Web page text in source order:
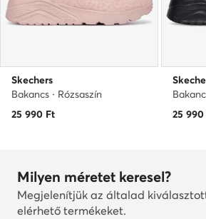
Skechers
Bakancs · Rózsaszín
25 990 Ft
25 990
Milyen méretet keresel?
Megjelenítjük az általad
elérhető termékeket.